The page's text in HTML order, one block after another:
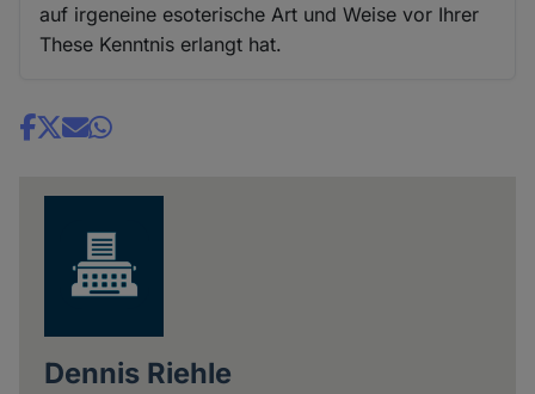
auf irgeneine esoterische Art und Weise vor Ihrer
These Kenntnis erlangt hat.
Share
Dennis Riehle